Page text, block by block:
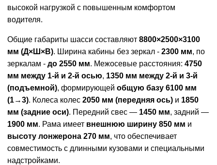
высокой нагрузкой с повышенным комфортом
водителя.
Общие габариты шасси составляют 8800×2500×3100
мм (Д×Ш×В). Ширина кабины без зеркал - 2300 мм, по
зеркалам - до 2550 мм. Межосевые расстояния: 4750
мм между 1-й и 2-й осью, 1350 мм между 2-й и 3-й
(подъемной), формирующей общую базу 6100 мм
(1→3). Колеса колес 2050 мм (передняя ось) и 1850
мм (задние оси). Передний свес — 1450 мм, задний —
1900 мм. Рама имеет внешнюю ширину 850 мм и
высоту лонжерона 270 мм, что обеспечивает
совместимость с длинными кузовами и специальными
надстройками.